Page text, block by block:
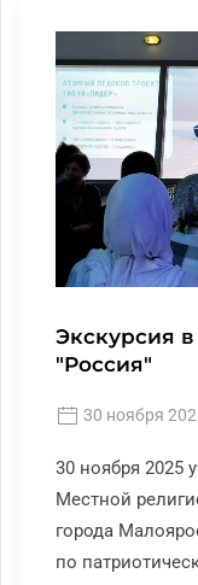
Экскурсия
"Россия"
30 ноября
30 ноября 2025
Местной
города
по